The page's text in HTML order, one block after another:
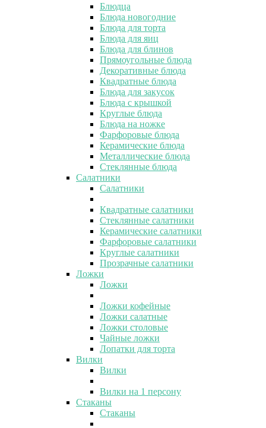
Блюдца
Блюда новогодние
Блюда для торта
Блюда для яиц
Блюда для блинов
Прямоугольные блюда
Декоративные блюда
Квадратные блюда
Блюда для закусок
Блюда с крышкой
Круглые блюда
Блюда на ножке
Фарфоровые блюда
Керамические блюда
Металлические блюда
Стеклянные блюда
Салатники
Салатники
Квадратные салатники
Стеклянные салатники
Керамические салатники
Фарфоровые салатники
Круглые салатники
Прозрачные салатники
Ложки
Ложки
Ложки кофейные
Ложки салатные
Ложки столовые
Чайные ложки
Лопатки для торта
Вилки
Вилки
Вилки на 1 персону
Стаканы
Стаканы